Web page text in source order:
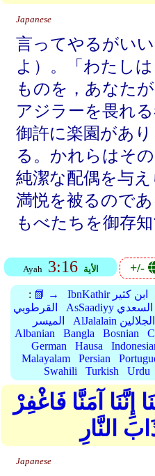
Japanese
言ってやるがい
よ）。「わたし
ものを，あなた
アジラーを畏れ
御許に楽園があ
る。かれらはそ
純潔な配偶を与
満悦を被るので
もべたちを御存
Ayah 3:16 الأية +/-
: 📗 → IbnKathir ابن كثير
القرطوبي
AsSaadiyy السعدي
الميسر
AlJalalain الجلالين
Albanian
Bangla Bosnian
German
Hausa
Malayalam
Persian
Swahili
Turkish Urdu
إِنَّنَا آمَنَّا فَاغْفِرْ
النَّارِ
Japanese